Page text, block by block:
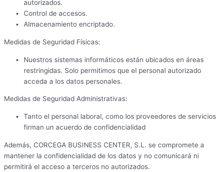
autorizados.
Control de accesos.
Almacenamiento encriptado.
Medidas de Seguridad Físicas:
Nuestros sistemas informáticos están ubicados en áreas
restringidas. Solo permitimos que el personal autorizado
acceda a los datos personales.
Medidas de Seguridad Administrativas:
Tanto el personal laboral, como los proveedores de servicios
firman un acuerdo de confidencialidad
Además, CORCEGA BUSINESS CENTER, S.L. se compromete a
mantener la confidencialidad de los datos y no comunicará ni
permitirá el acceso a terceros no autorizados.